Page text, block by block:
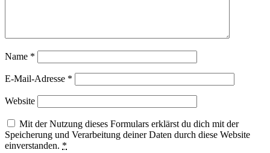
Name *
E-Mail-Adresse *
Website
Mit der Nutzung dieses Formulars erklärst du dich mit der
Speicherung und Verarbeitung deiner Daten durch diese Website
einverstanden. *